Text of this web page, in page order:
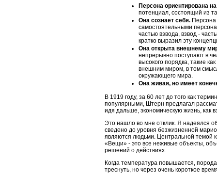
Персона ориентирована
потенциал, состоящий из
Она сознает себя. Персона
самостоятельными
частью взвода, взвод -
кратко выразил эту
Она открыта внешнему
непрерывно поступают в
высокого порядка, такие
внешним миром, в том
окружающего мира.
Она живая, но имеет
В 1919 году, за 60 лет до того как
популярными, Штерн предлагал
идя дальше, экономическую жизнь, как
Это нашло во мне отклик. Я надеялся
сведено до уровня безжизненной
являются людьми. Центральной темой
«Вещи» - это все неживые объекты,
решений о действиях.
Когда температура повышается,
треснуть, но через очень короткое